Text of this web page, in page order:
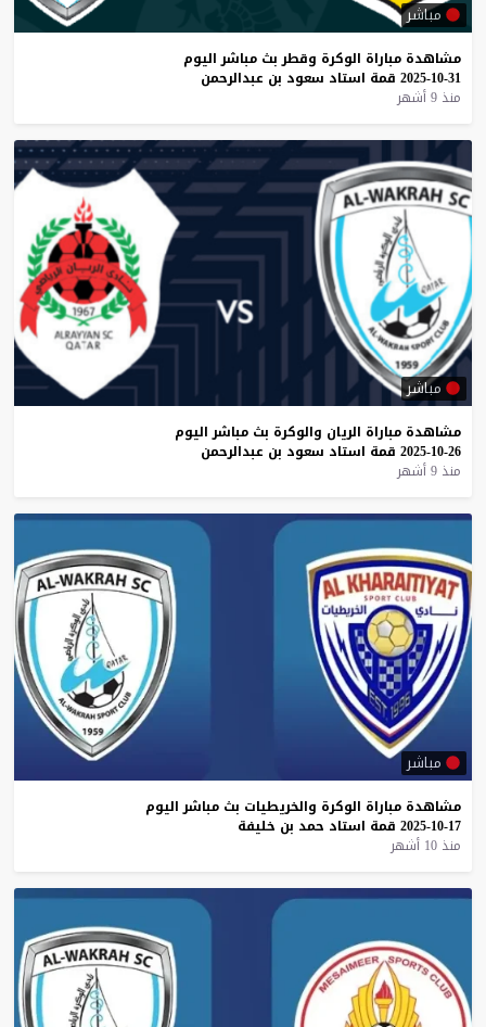
مباشر
مشاهدة مباراة الوكرة وقطر بث مباشر اليوم
31-10-2025
قمة استاد سعود بن عبدالرحمن
منذ 9 أشهر
مباشر
مشاهدة مباراة الريان والوكرة بث مباشر اليوم
26-10-2025
قمة استاد سعود بن عبدالرحمن
منذ 9 أشهر
مباشر
مشاهدة مباراة الوكرة والخريطيات بث مباشر اليوم
17-10-2025
قمة استاد حمد بن خليفة
منذ 10 أشهر